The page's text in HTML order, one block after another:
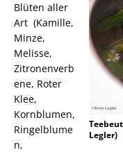
Legler)
Blüten aller
Art (Kamille,
Minze,
Melisse,
Zitronenverb
ene, Roter
Klee,
Kornblumen,
Ringelblume
n,